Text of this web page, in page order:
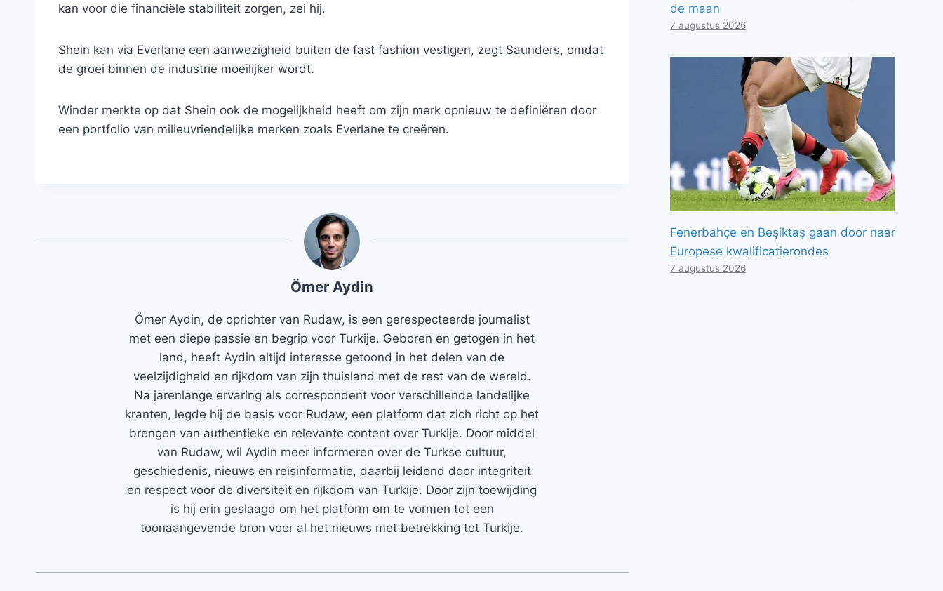
kan voor die financiële stabiliteit zorgen, zei hij.
Shein kan via Everlane een aanwezigheid buiten de fast fashion vestigen, zegt Saunders, omdat
de groei binnen de industrie moeilijker wordt.
Winder merkte op dat Shein ook de mogelijkheid heeft om zijn merk opnieuw te definiëren door
een portfolio van milieuvriendelijke merken zoals Everlane te creëren.
Ömer Aydin
Ömer Aydin, de oprichter van Rudaw, is een gerespecteerde journalist
met een diepe passie en begrip voor Turkije. Geboren en getogen in het
land, heeft Aydin altijd interesse getoond in het delen van de
veelzijdigheid en rijkdom van zijn thuisland met de rest van de wereld.
Na jarenlange ervaring als correspondent voor verschillende landelijke
kranten, legde hij de basis voor Rudaw, een platform dat zich richt op het
brengen van authentieke en relevante content over Turkije. Door middel
van Rudaw, wil Aydin meer informeren over de Turkse cultuur,
geschiedenis, nieuws en reisinformatie, daarbij leidend door integriteit
en respect voor de diversiteit en rijkdom van Turkije. Door zijn toewijding
is hij erin geslaagd om het platform om te vormen tot een
toonaangevende bron voor al het nieuws met betrekking tot Turkije.
de maan
7 augustus 2026
Fenerbahçe en Beşiktaş gaan door naar
Europese kwalificatierondes
7 augustus 2026